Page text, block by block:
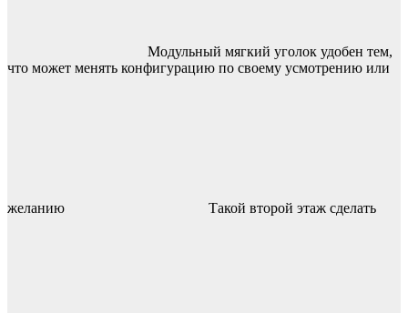
Модульный мягкий уголок удобен тем,
что может менять конфигурацию по своему усмотрению или
желанию Такой второй этаж сделать